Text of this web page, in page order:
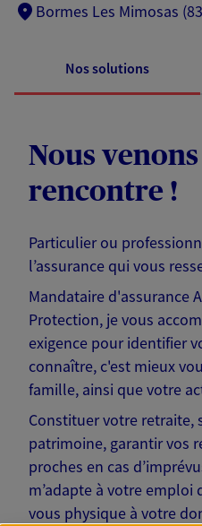
Bormes Les Mimosas
Nos solutions
Nous
rencontre !
Particulier ou
l’assurance qui vous
Mandataire d'assurance
Protection, je vous
exigence pour identifier
connaître, c'est mieux
famille, ainsi que votre
Constituer votre retraite,
patrimoine, garantir vos
proches en cas
m’adapte à votre emploi
vous physique à votre